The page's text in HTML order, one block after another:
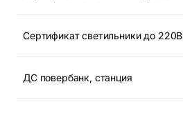
Сертификат светильники до 220В
ДС повербанк, станция